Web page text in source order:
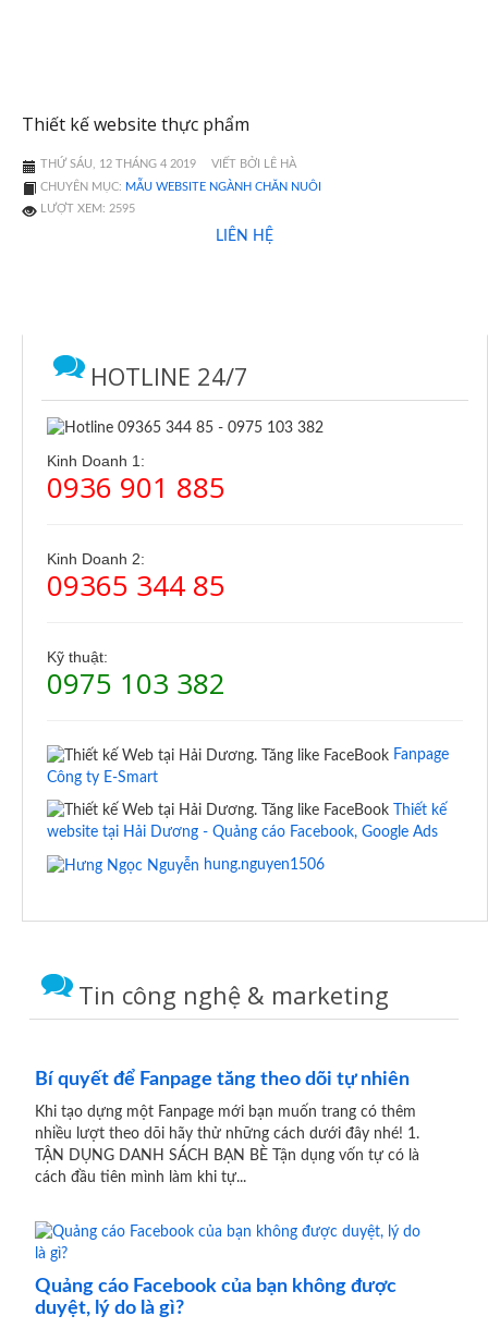
Thiết kế website thực phẩm
THỨ SÁU, 12 THÁNG 4 2019
VIẾT BỞI LÊ HÀ
CHUYÊN MỤC: MẪU WEBSITE NGÀNH CHĂN NUÔI
LƯỢT XEM: 2595
LIÊN HỆ
HOTLINE 24/7
Kinh Doanh 1:
0936 901 885
Kinh Doanh 2:
09365 344 85
Kỹ thuật:
0975 103 382
Fanpage
Công ty E-Smart
Thiết kế
website tại Hải Dương - Quảng cáo Facebook, Google Ads
hung.nguyen1506
Tin công nghệ & marketing
Bí quyết để Fanpage tăng theo dõi tự nhiên
Khi tạo dựng một Fanpage mới bạn muốn trang có thêm
nhiều lượt theo dõi hãy thử những cách dưới đây nhé! 1.
TẬN DỤNG DANH SÁCH BẠN BÈ Tận dụng vốn tự có là
cách đầu tiên mình làm khi tự...
Quảng cáo Facebook của bạn không được
duyệt, lý do là gì?